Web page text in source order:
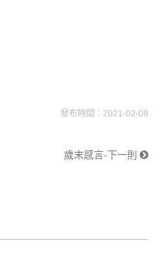
發布時間：2021-02-09
歲末感言-下一則